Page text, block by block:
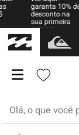
garanta 10% de
desconto na
sua primeira
compra